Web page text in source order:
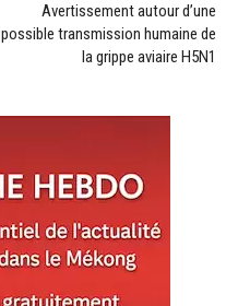
Avertissement autour d’une
possible transmission humaine de
la grippe aviaire H5N1